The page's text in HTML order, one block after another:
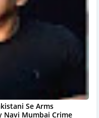
Se Arms
Navi Mumbai Crime